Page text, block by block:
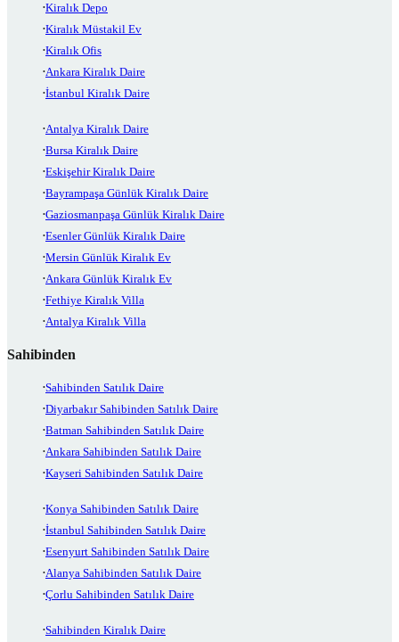
Kiralık Depo
Kiralık Müstakil Ev
Kiralık Ofis
Ankara Kiralık Daire
İstanbul Kiralık Daire
Antalya Kiralık Daire
Bursa Kiralık Daire
Eskişehir Kiralık Daire
Bayrampaşa Günlük Kiralık Daire
Gaziosmanpaşa Günlük Kiralık Daire
Esenler Günlük Kiralık Daire
Mersin Günlük Kiralık Ev
Ankara Günlük Kiralık Ev
Fethiye Kiralık Villa
Antalya Kiralık Villa
Sahibinden
Sahibinden Satılık Daire
Diyarbakır Sahibinden Satılık Daire
Batman Sahibinden Satılık Daire
Ankara Sahibinden Satılık Daire
Kayseri Sahibinden Satılık Daire
Konya Sahibinden Satılık Daire
İstanbul Sahibinden Satılık Daire
Esenyurt Sahibinden Satılık Daire
Alanya Sahibinden Satılık Daire
Çorlu Sahibinden Satılık Daire
Sahibinden Kiralık Daire